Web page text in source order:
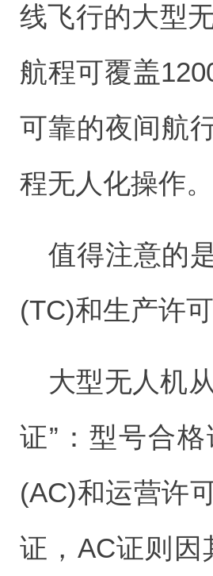
线飞行的大型
航程可覆盖
可靠的夜间航
程无人化操作。
值得注意的
(TC)和生产许可
大型无人机
证”：型号合
(AC)和运营许
证，AC证则因